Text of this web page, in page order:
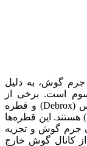
جرم گوش، به دلیل
است. برخی از
معروف‌ترین این قطره‌ها شامل قطره دبراکس (Debrox) و قطره
هیدروژن پراکسید 3% (Hydrogen Peroxide 3%) هستند. این قطره‌ها
جرم گوش و تجزیه
کانال گوش خارج